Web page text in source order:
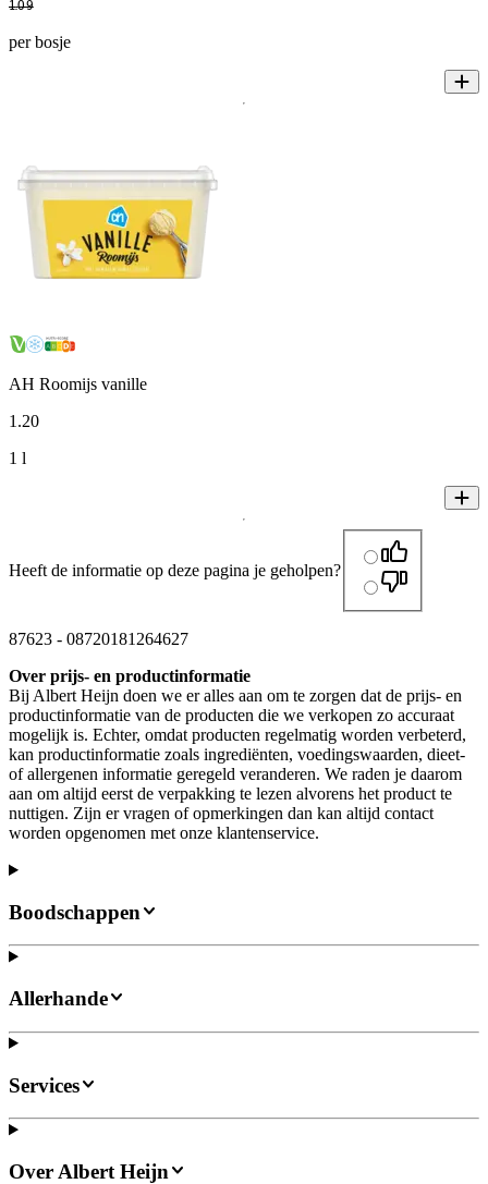
1.09
per bosje
AH Roomijs vanille
1.20
1 l
Heeft de informatie op deze pagina je geholpen?
87623 - 08720181264627
Over prijs- en productinformatie
Bij Albert Heijn doen we er alles aan om te zorgen dat de prijs- en
productinformatie van de producten die we verkopen zo accuraat
mogelijk is. Echter, omdat producten regelmatig worden verbeterd,
kan productinformatie zoals ingrediënten, voedingswaarden, dieet-
of allergenen informatie geregeld veranderen. We raden je daarom
aan om altijd eerst de verpakking te lezen alvorens het product te
nuttigen. Zijn er vragen of opmerkingen dan kan altijd contact
worden opgenomen met onze klantenservice.
Boodschappen
Allerhande
Services
Over Albert Heijn